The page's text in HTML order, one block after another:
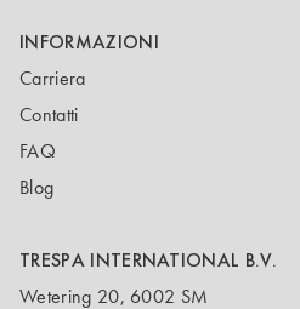
INFORMAZIONI
Carriera
Contatti
FAQ
Blog
TRESPA INTERNATIONAL B.V.
Wetering 20, 6002 SM